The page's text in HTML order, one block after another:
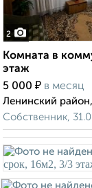
2
Комната в
этаж
5 000 ₽ в месяц
Ленинский
Собственник,